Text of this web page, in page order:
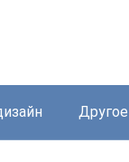
Другое